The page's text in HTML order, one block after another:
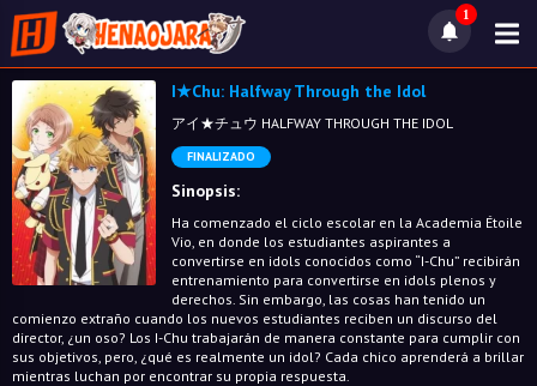
1
I★Chu: Halfway Through the Idol
アイ★チュウ HALFWAY THROUGH THE IDOL
FINALIZADO
Sinopsis:
Ha comenzado el ciclo escolar en la Academia Étoile
Vio, en donde los estudiantes aspirantes a
convertirse en idols conocidos como “I-Chu” recibirán
entrenamiento para convertirse en idols plenos y
derechos. Sin embargo, las cosas han tenido un
comienzo extraño cuando los nuevos estudiantes reciben un discurso del
director, ¿un oso? Los I-Chu trabajarán de manera constante para cumplir con
sus objetivos, pero, ¿qué es realmente un idol? Cada chico aprenderá a brillar
mientras luchan por encontrar su propia respuesta.